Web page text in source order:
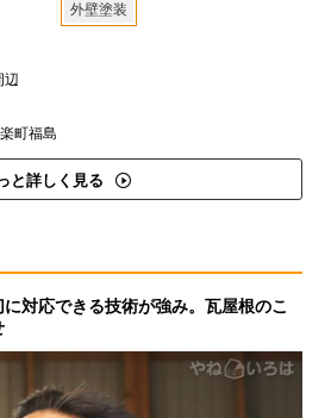
外壁塗装
辺
町福島
と詳しく見る
対応できる技術が強み。瓦屋根のこ